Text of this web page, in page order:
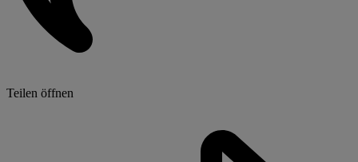
Teilen öffnen